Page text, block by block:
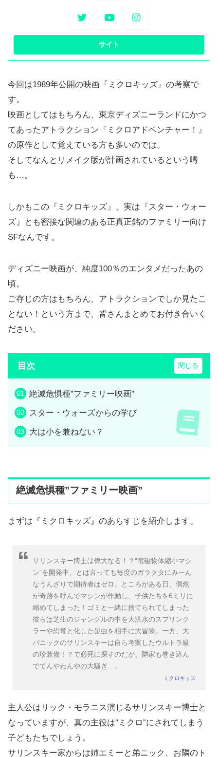
今回は1989年公開の映画『ミクロキッズ』の考察で
す。
映画としてはもちろん、東京ディズニーランドにかつ
てあったアトラクション『ミクロアドベンチャー！』
の原作として覚えている方も多いのでは。
そしてなんとリメイク版が計画されているという噂
も…。
しかもこの『ミクロキッズ』、実は『スター・ウォー
ズ』とも密接な関連のある正真正銘のファミリー向け
SFなんです。
ディズニー映画が、純度100％のエンタメだったあの
頃。
ご存じの方はもちろん、アトラクションでしか見たこ
とない！という方まで、皆さんまとめてお付き合いく
ださい。
目次
絶滅危惧種”ファミリー映画”
スター・ウォーズからの学び
大は小を兼ねない？
絶滅危惧種”ファミリー映画”
まずは『ミクロキッズ』のあらすじを紹介します。
サリンスキー博士は偉大なる！？“電磁物体縮小マシ
ン”を開発中。とは言っても毎度のガラクタにみーん
なうんざりで期待者はゼロ。ところがある日、偶然
が奇跡を呼んでマシンが作動し、子供たちを6ミリに
縮めてしまった！ゴミと一緒に捨てられてしまった
彼らは芝生のジャングルの中を大洪水のスプリンク
ラーや恐竜と化した昆虫を相手に大冒険。一方、大
パニックのサリンスキーは自ら考案したウルトラ級
の珍装備！？で必死に探すのだが、隣家も巻き込ん
でてんやわんやの大騒ぎ…。
ミクロキッズ
主人公はリック・モラニス演じるサリンスキー博士と
なっていますが、真の主役は”ミクロ”にされてしまう
子どもたちでしょう。
サリンスキー家からは姉エミーと弟ニック、お隣のト